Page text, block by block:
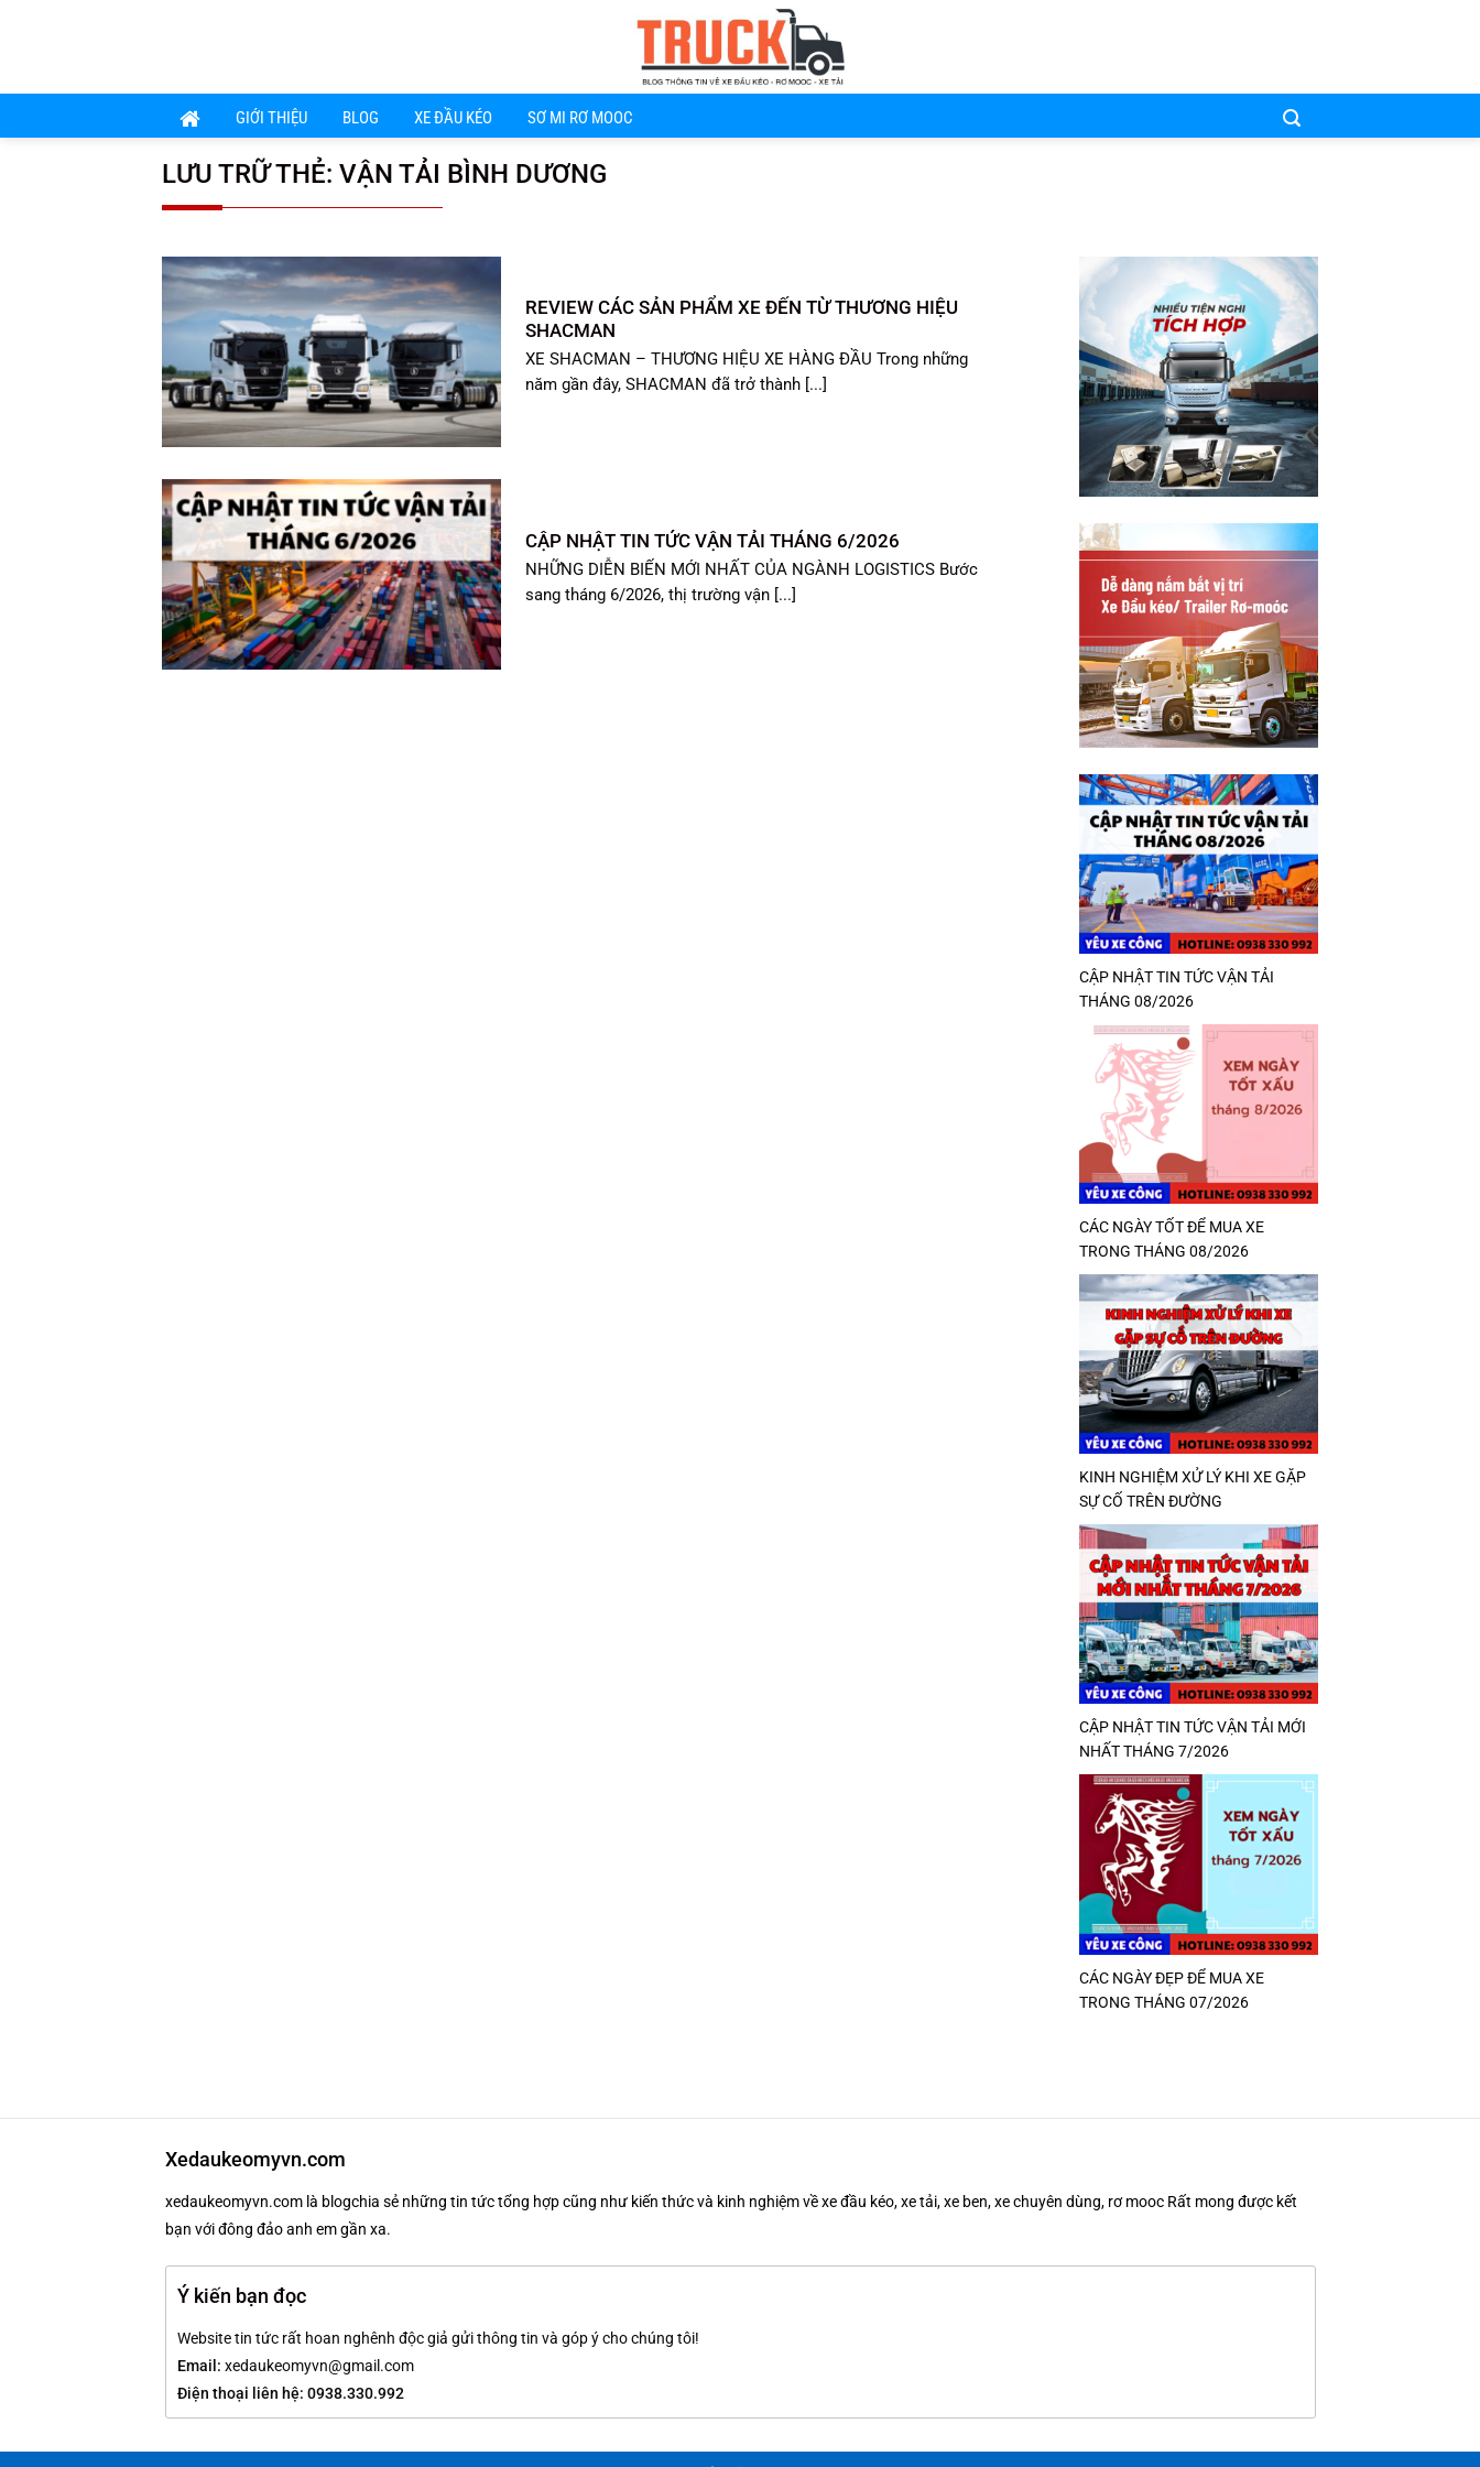
dung
GIỚI THIỆU BLOG XE ĐẦU KÉO SƠ MI RƠ MOOC
LƯU TRỮ THẺ: VẬN TẢI BÌNH DƯƠNG
REVIEW CÁC SẢN PHẨM XE ĐẾN TỪ THƯƠNG HIỆU
SHACMAN
XE SHACMAN – THƯƠNG HIỆU XE HÀNG ĐẦU Trong những
năm gần đây, SHACMAN đã trở thành [...]
CẬP NHẬT TIN TỨC VẬN TẢI THÁNG 6/2026
NHỮNG DIỄN BIẾN MỚI NHẤT CỦA NGÀNH LOGISTICS Bước
sang tháng 6/2026, thị trường vận [...]
CẬP NHẬT TIN TỨC VẬN TẢI
THÁNG 08/2026
CÁC NGÀY TỐT ĐỂ MUA XE
TRONG THÁNG 08/2026
KINH NGHIỆM XỬ LÝ KHI XE GẶP
SỰ CỐ TRÊN ĐƯỜNG
CẬP NHẬT TIN TỨC VẬN TẢI MỚI
NHẤT THÁNG 7/2026
CÁC NGÀY ĐẸP ĐỂ MUA XE
TRONG THÁNG 07/2026
Xedaukeomyvn.com
xedaukeomyvn.com là blogchia sẻ những tin tức tổng hợp cũng như kiến thức và kinh nghiệm về xe đầu kéo, xe tải, xe ben, xe chuyên dùng, rơ mooc Rất mong được kết
bạn với đông đảo anh em gần xa.
Ý kiến bạn đọc
Website tin tức rất hoan nghênh độc giả gửi thông tin và góp ý cho chúng tôi!
Email: xedaukeomyvn@gmail.com
Điện thoại liên hệ: 0938.330.992